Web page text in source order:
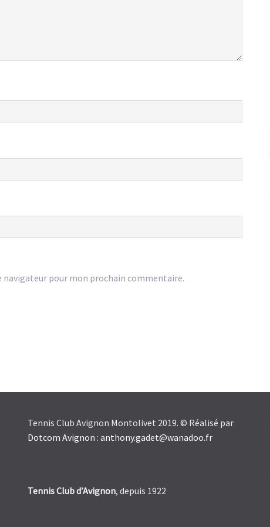
pour mon prochain commentaire.
Tennis Club Avignon Montolivet 2019. © Réalisé par
Dotcom Avignon : anthony.gadet@wanadoo.fr
Tennis Club d’Avignon, depuis 1922